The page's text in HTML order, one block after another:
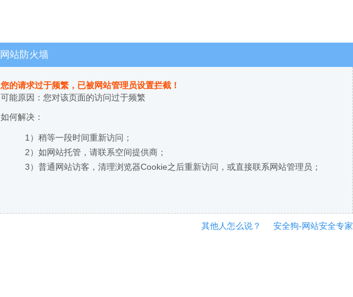
网站防火墙
您的请求过于频繁，已被网站管理员设置拦截！
可能原因：您对该页面的访问过于频繁
如何解决：
1）稍等一段时间重新访问；
2）如网站托管，请联系空间提供商；
3）普通网站访客，清理浏览器Cookie之后重新访问，或直接联系网站管理员；
其他人怎么说？ 安全狗-网站安全专家